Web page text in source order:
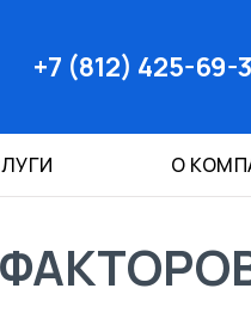
+7 (812) 425-69-
О